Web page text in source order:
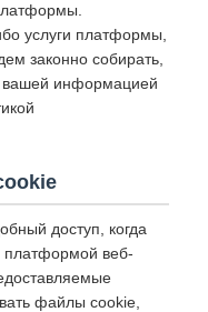
услуги платформы,
законно собирать,
вашей информацией
доступ, когда
платформой веб-
файлы cookie,